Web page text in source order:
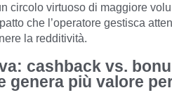
circolo virtuoso di maggiore
che l’operatore gestisca
la redditività.
cashback vs.
genera più valore